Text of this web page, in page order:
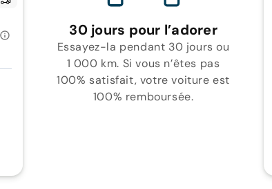
30 jours pour l’adorer
Essayez-la pendant 30 jours ou
1 000 km. Si vous n’êtes pas
100% satisfait, votre voiture est
100% remboursée.